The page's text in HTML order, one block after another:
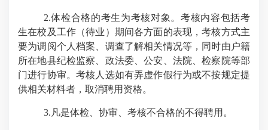
2.体检合格的考生为考核对象。考核内容包括考
生在校及工作（待业）期间各方面的表现，考核方式主
要为调阅个人档案、调查了解相关情况等，同时由户籍
所在地县纪检监察、政法委、公安、法院、检察院等部
门进行协审。考核人选如有弄虚作假行为或不按规定提
供相关材料者，取消聘用资格。
3. 凡是体检、协审、考核不合格的不得聘用。